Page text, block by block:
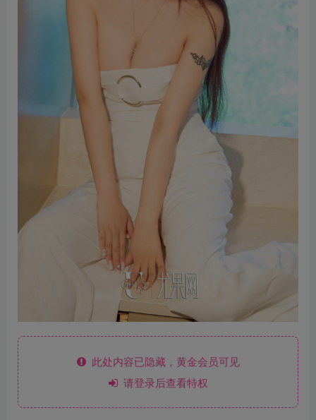
此处内容已隐藏，黄金会员可见
请登录后查看特权